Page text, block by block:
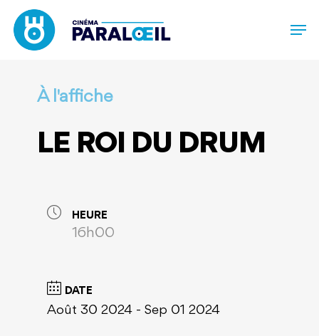
main
À l'affiche
LE ROI DU DRUM
HEURE
16h00
DATE
Août 30 2024- Sep 01 2024